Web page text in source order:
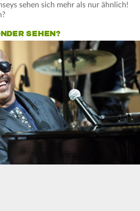
sehen sich mehr als nur ähnlich!
SEHEN?